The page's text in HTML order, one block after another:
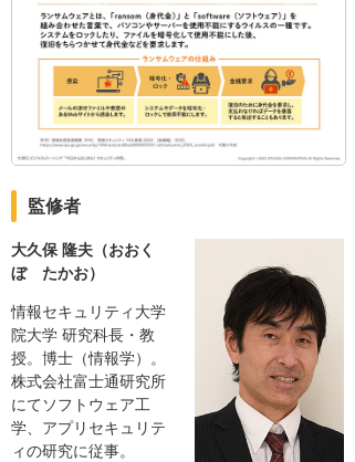
監修者
大久保 隆夫（おおく
ぼ たかお）
情報セキュリティ大学
院大学 研究科長・教
授。博士（情報学）。
株式会社富士通研究所
にてソフトウェア工
学、アプリセキュリテ
ィの研究に従事。